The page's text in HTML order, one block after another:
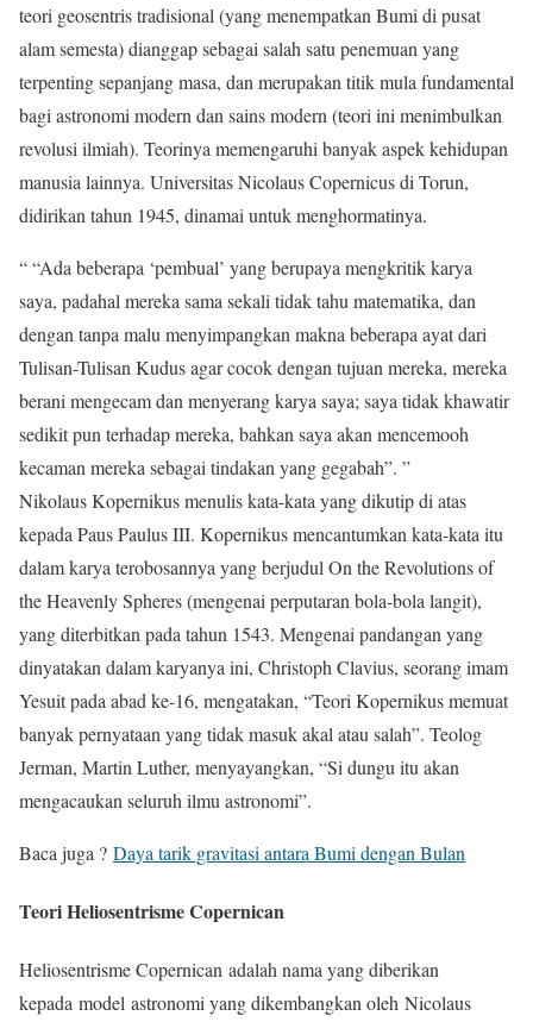
teori geosentris tradisional (yang menempatkan Bumi di pusat
alam semesta) dianggap sebagai salah satu penemuan yang
terpenting sepanjang masa, dan merupakan titik mula fundamental
bagi astronomi modern dan sains modern (teori ini menimbulkan
revolusi ilmiah). Teorinya memengaruhi banyak aspek kehidupan
manusia lainnya. Universitas Nicolaus Copernicus di Torun,
didirikan tahun 1945, dinamai untuk menghormatinya.
“ “Ada beberapa ‘pembual’ yang berupaya mengkritik karya
saya, padahal mereka sama sekali tidak tahu matematika, dan
dengan tanpa malu menyimpangkan makna beberapa ayat dari
Tulisan-Tulisan Kudus agar cocok dengan tujuan mereka, mereka
berani mengecam dan menyerang karya saya; saya tidak khawatir
sedikit pun terhadap mereka, bahkan saya akan mencemooh
kecaman mereka sebagai tindakan yang gegabah”. ”
Nikolaus Kopernikus menulis kata-kata yang dikutip di atas
kepada Paus Paulus III. Kopernikus mencantumkan kata-kata itu
dalam karya terobosannya yang berjudul On the Revolutions of
the Heavenly Spheres (mengenai perputaran bola-bola langit),
yang diterbitkan pada tahun 1543. Mengenai pandangan yang
dinyatakan dalam karyanya ini, Christoph Clavius, seorang imam
Yesuit pada abad ke-16, mengatakan, “Teori Kopernikus memuat
banyak pernyataan yang tidak masuk akal atau salah”. Teolog
Jerman, Martin Luther, menyayangkan, “Si dungu itu akan
mengacaukan seluruh ilmu astronomi”.
Baca juga ? Daya tarik gravitasi antara Bumi dengan Bulan
Teori Heliosentrisme Copernican
Heliosentrisme Copernican adalah nama yang diberikan
kepada model astronomi yang dikembangkan oleh Nicolaus